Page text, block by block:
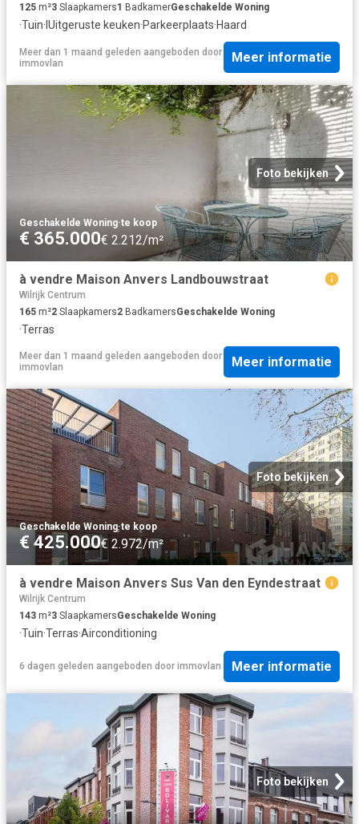
125 m²3 Slaapkamers1 BadkamerGeschakelde Woning
·Tuin· IUitgeruste keuken·Parkeerplaats·Haard
Meer dan 1 maand geleden aangeboden door
immovlan
Meer informatie
Foto bekijken
Geschakelde Woning·te koop
€ 365.000€ 2.212/m²
à vendre Maison Anvers Landbouwstraat
Wilrijk Centrum
165 m²2 Slaapkamers2 BadkamersGeschakelde Woning
·Terras
Meer dan 1 maand geleden aangeboden door
immovlan
Meer informatie
Foto bekijken
Geschakelde Woning·te koop
€ 425.000€ 2.972/m²
à vendre Maison Anvers Sus Van den Eyndestraat
Wilrijk Centrum
143 m²3 SlaapkamersGeschakelde Woning
·Tuin·Terras·Airconditioning
6 dagen geleden aangeboden door immovlan Meer informatie
Foto bekijken